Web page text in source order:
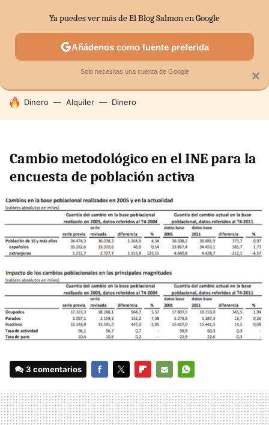
SECTORES ECONOMÍA DOMÉSTICA MERCADOS
HOY SE HABLA DE
Dinero Alquiler Dinero
Cambio metodológico en el INE para la
encuesta de población activa
3 comentarios
MAIL
×
Ya puedes ver más de El Blog Salmon en Google
Añádenos como fuente preferida
Solo necesitas una cuenta de Google